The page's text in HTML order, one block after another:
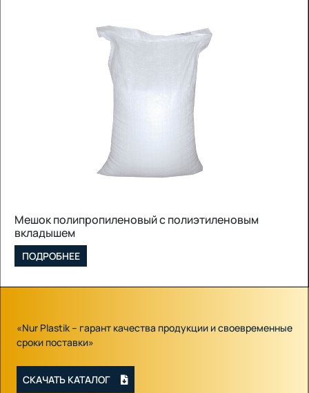
Мешок полипропиленовый с полиэтиленовым
вкладышем
ПОДРОБНЕЕ
«Nur Plastik – гарант качества продукции и своевременные
сроки поставки»
СКАЧАТЬ КАТАЛОГ